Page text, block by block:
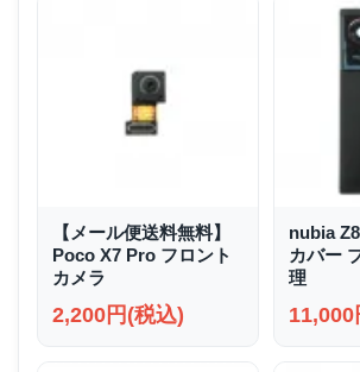
【メール便送料無料】
Poco X7 Pro フロント
カメラ
2,200円(税込)
nubia
カバー
理
11,000